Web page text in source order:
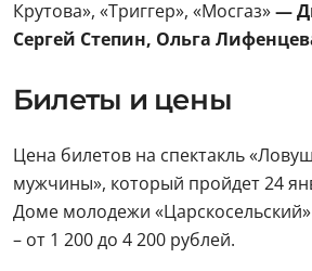
Крутова», «Триггер», «Мосгаз»—
Сергей Степин, Ольга
Билеты и цены
Цена билетов на спектакль
мужчины», который пройдет 24
Доме молодежи
– от 1 200 до 4 200 рублей.